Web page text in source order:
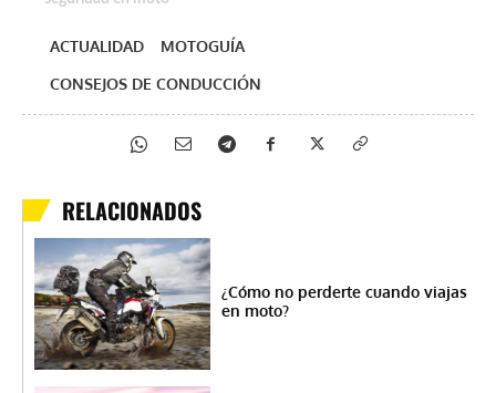
ACTUALIDAD
MOTOGUÍA
CONSEJOS DE CONDUCCIÓN
RELACIONADOS
¿Cómo no perderte cuando viajas
en moto?